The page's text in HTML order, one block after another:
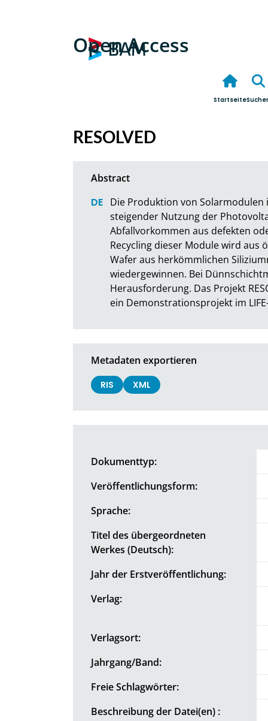
Open Access
Startseite
RESOLVED
Die Produktion von Solarmodulen
steigender Nutzung der
Abfallvorkommen aus defekten
Recycling dieser Module wird aus
Wafer aus herkömmlichen
wiedergewinnen. Bei
Herausforderung. Das Projekt
ein Demonstrationsprojekt im
Metadaten exportieren
RIS XML
Dokumenttyp:
Veröffentlichungsform:
Sprache:
Titel des übergeordneten
Werkes (Deutsch):
Jahr der Erstveröffentlichung:
Verlag:
Verlagsort:
Jahrgang/Band:
Freie Schlagwörter:
Beschreibung der Datei(en) :